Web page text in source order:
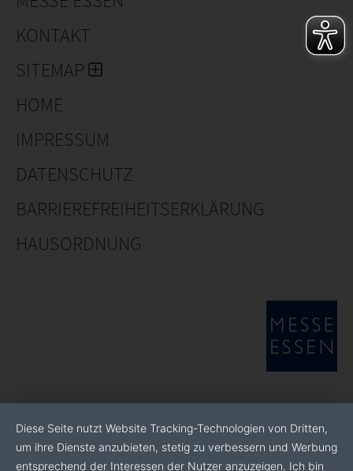
KONTAKT
SITEMAP
HOME
IMPRESSUM
DATENSCHUTZ
BARRIEREFREIHEITSERKLÄRUNG
HAUSORDNUNG
Diese Seite nutzt Website Tracking-Technologien von Dritten,
um ihre Dienste anzubieten, stetig zu verbessern und Werbung
entsprechend der Interessen der Nutzer anzuzeigen. Ich bin